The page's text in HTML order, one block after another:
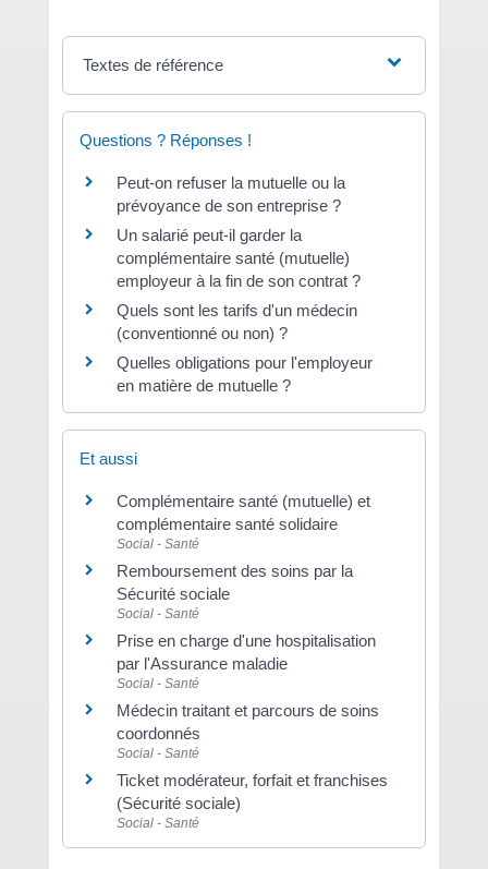
Textes de référence
Questions ? Réponses !
Peut-on refuser la mutuelle ou la
prévoyance de son entreprise ?
Un salarié peut-il garder la
complémentaire santé (mutuelle)
employeur à la fin de son contrat ?
Quels sont les tarifs d'un médecin
(conventionné ou non) ?
Quelles obligations pour l'employeur
en matière de mutuelle ?
Et aussi
Complémentaire santé (mutuelle) et
complémentaire santé solidaire
Social - Santé
Remboursement des soins par la
Sécurité sociale
Social - Santé
Prise en charge d'une hospitalisation
par l'Assurance maladie
Social - Santé
Médecin traitant et parcours de soins
coordonnés
Social - Santé
Ticket modérateur, forfait et franchises
(Sécurité sociale)
Social - Santé